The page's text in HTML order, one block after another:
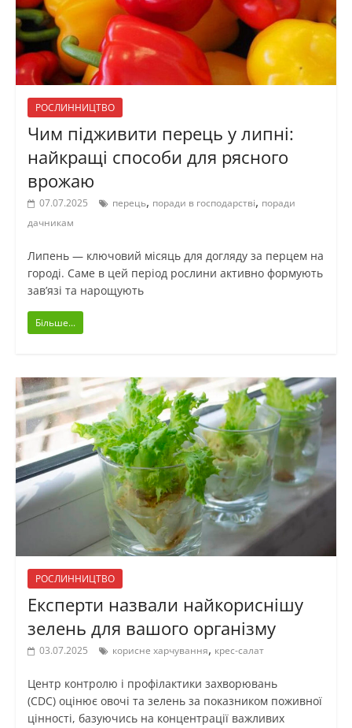
РОСЛИННИЦТВО
Чим підживити перець у липні:
найкращі способи для рясного
врожаю
07.07.2025 перець, поради в господарстві, поради
дачникам
Липень — ключовий місяць для догляду за перцем на
городі. Саме в цей період рослини активно формують
зав’язі та нарощують
Більше...
РОСЛИННИЦТВО
Експерти назвали найкориснішу
зелень для вашого організму
03.07.2025 корисне харчування, крес-салат
Центр контролю і профілактики захворювань
(CDC) оцінює овочі та зелень за показником поживної
цінності, базуючись на концентрації важливих